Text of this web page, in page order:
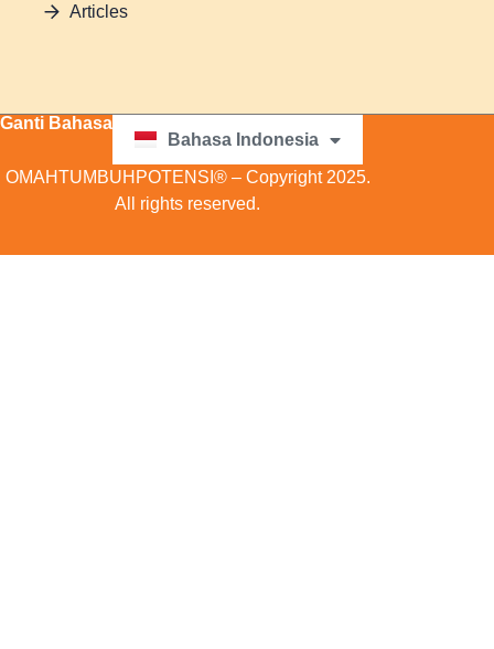
Articles
Ganti Bahasa
Bahasa Indonesia
English
OMAHTUMBUHPOTENSI® – Copyright 2025.
All rights reserved.